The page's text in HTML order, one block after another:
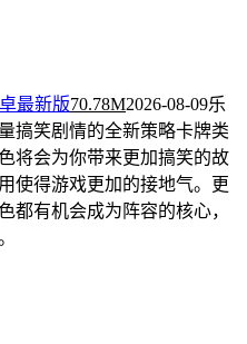
最新版70.78M2026-08-09乐
搞笑剧情的全新策略卡牌类
将会为你带来更加搞笑的故
使得游戏更加的接地气。更
都有机会成为阵容的核心，